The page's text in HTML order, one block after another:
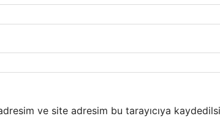
ve site adresim bu tarayıcıya